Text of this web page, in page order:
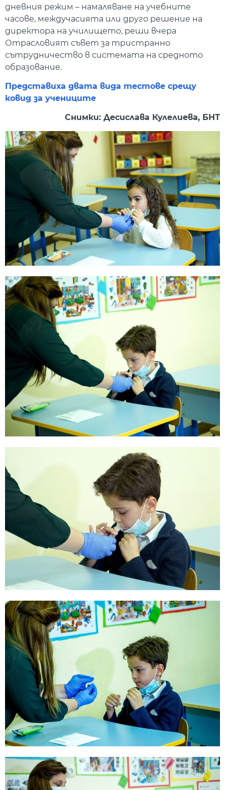
дневния режим – намаляване на учебните
часове, междучасията или друго решение на
директора на училището, реши вчера
Отрасловият съвет за тристранно
сътрудничество в системата на средното
образование.
Представиха двата вида тестове срещу
ковид за учениците
Снимки: Десислава Кулелиева, БНТ